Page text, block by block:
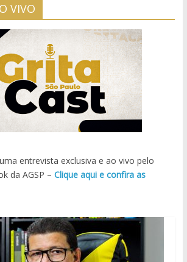
VIVO
entrevista exclusiva e ao vivo pelo
da AGSP – Clique aqui e confira as